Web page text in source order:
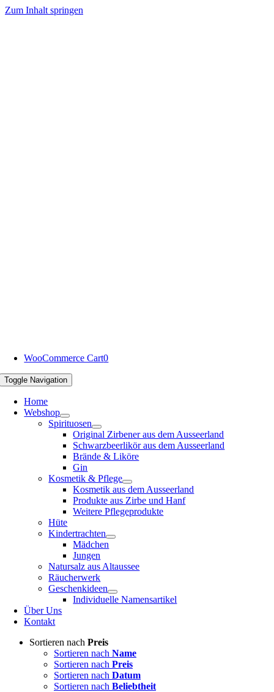
Zum Inhalt springen
WooCommerce Cart0
Toggle Navigation
Home
Webshop
Spirituosen
Original Zirbener aus dem Ausseerland
Schwarzbeerlikör aus dem Ausseerland
Brände & Liköre
Gin
Kosmetik & Pflege
Kosmetik aus dem Ausseerland
Produkte aus Zirbe und Hanf
Weitere Pflegeprodukte
Hüte
Kindertrachten
Mädchen
Jungen
Natursalz aus Altaussee
Räucherwerk
Geschenkideen
Individuelle Namensartikel
Über Uns
Kontakt
Sortieren nach Preis
Sortieren nach Name
Sortieren nach Preis
Sortieren nach Datum
Sortieren nach Beliebtheit